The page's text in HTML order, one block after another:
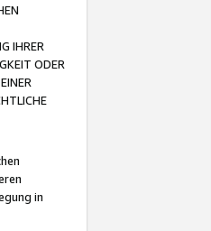
IHRER
ODER
in